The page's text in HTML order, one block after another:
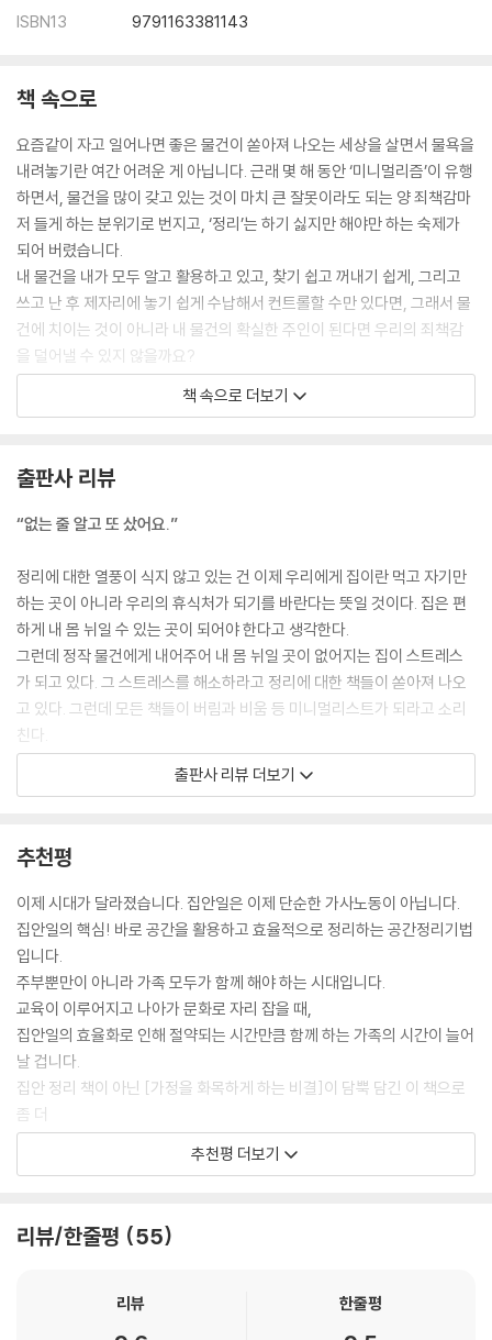
12편 그동안 고생 많았다, 집게야! (면 종류 보관법)
정리정돈 꿀팁! 주방에 꼭 필요한 접이식 의자
13편 주방 레이아웃
13-1 우리 집 레이아웃 그려 보기
Part 3 냉장고
정리정돈 꿀팁! 세상 간단한 냉장고 청소 방법
1편 같은 종류끼리 집 만들어 주기
2편 냉장고 정리 시 추천 수납 도구
3편 달걀 보관법
4편 꺼내기 편하고 휴대도 가능한 치즈 수납 도구 추천
정리정돈 꿀팁! 똘똘한 김치냉장고 활용법
2편새 제품은 따로 보관하기
4편 화장솜, 면봉도 담아 놓기
5편 서랍 속에 화장품 넣기
6편 드라이기도 집 만들어 주기
7편 액세서리/헤어핀/헤어 끈도 서랍 속으로 정리하기
Part 5 욕실
1편 여분의 욕실용품은 이렇게 보관!
2편 위생용품은 이렇게 보관!
4편 욕실 청소용 세제 보관법
정리정돈 꿀팁! 떨어뜨려도 풀리지 않는 수건 접기
Part 6 신발장
1편 아이들 신발, 여성용 플랫슈즈, 여름 쪼리 정리법
2편 어른 신발 정리법
3편 보관용 신발 정리법
Part 7 문구 정리
Part 8 서류 정리
Part 9 핸드폰 용품 정리
ISBN13
9791163381143
책 속으로
요즘같이 자고 일어나면 좋은 물건이 쏟아져 나오는 세상을 살면서 물욕을
내려놓기란 여간 어려운 게 아닙니다. 근래 몇 해 동안 ‘미니멀리즘’이 유행
하면서, 물건을 많이 갖고 있는 것이 마치 큰 잘못이라도 되는 양 죄책감마
저 들게 하는 분위기로 번지고, ‘정리’는 하기 싫지만 해야만 하는 숙제가
되어 버렸습니다.
내 물건을 내가 모두 알고 활용하고 있고, 찾기 쉽고 꺼내기 쉽게, 그리고
쓰고 난 후 제자리에 놓기 쉽게 수납해서 컨트롤할 수만 있다면, 그래서 물
건에 치이는 것이 아니라 내 물건의 확실한 주인이 된다면 우리의 죄책감
을 덜어낼 수 있지 않을까요?
수많은 현장, 곧 수많은 짐이 가득한 현장에서 만난 고객들은 한결같이 이
“제가 미쳤나 봐요.”
“정리를 잘할 줄 몰라 창피해요.”
“멀쩡해서 못 버리겠어요. 어떡하죠?”
우리는 수도 없이 정리정돈하라는 말을 듣고 자랐고, 생활하고 있지만 한
번도 제대로 배워본 적이 없습니다. 몇 번이나 책이나 방송을 보고 따라 하
려 했지만 잘 안 되어서 결국 마음의 짐만 더하고 포기한 경험이 있지 않나
요?
“정리는 버리는 것이 아니라 내게 꼭 필요한 물건을 남기는 것이고, 정돈은
쉽게 꺼내고, 쉽게 제자리에 갖다 놓을 수 있도록 잘 수납하는 것입니다. 그
래서 정리와 정돈은 같이 이루어져야 합니다.”
그래서 나는 하지 않는 거라고 위안하고 있었는지도 모르겠습니다. 정리를
왜 해야 하는지에 대한 책들은 많이 나왔으니 저는 정돈을 쉽게 할 수 있는
비법을 알려드리려고 합니다. 물건은 줄이는 것도 중요하지만 쓰기 쉽고
찾기 쉽도록, 편리하게 수납하는 것이 더 중요합니다. 무엇보다 수납 도구
의 유용함을 알고 적재적소에 활용한다면 훨씬 더 편리한 생활을 누리고
삶의 질을 높일 수 있습니다.
수납 도구 고르는 법이 있다는 것을 모르기에 일단 SNS나 홈쇼핑에서 유
행하는 수납 도구들을 구매하게 되고, 결국 그 수납 도구들이 우리 집엔 맞
지 않아 예쁜 쓰레기가 되어 버렸다며 속상해하는 수많은 고객을 보며 이
제는 지침서가 필요한 시점이라는 생각이 들어 이 책을 쓰게 되었습니다.
『우리 집 수납정리의 기술』에서 소개하는 수납 도구들은 ㈜공간정리인의
수많은 컨설팅 현장에서 이 시간에도 실제 사용하고 있는 제품들입니다.
제가 현장에서 직접 검증한 가성비 좋고 유지율이 높은 제품들로, 많은 가
정에서 쉽게 구입하여 활용해 볼 수 있는 수납 도구들입니다.
책 속으로 더보기
출판사 리뷰
“없는 줄 알고 또 샀어요.”
정리에 대한 열풍이 식지 않고 있는 건 이제 우리에게 집이란 먹고 자기만
하는 곳이 아니라 우리의 휴식처가 되기를 바란다는 뜻일 것이다. 집은 편
하게 내 몸 뉘일 수 있는 곳이 되어야 한다고 생각한다.
그런데 정작 물건에게 내어주어 내 몸 뉘일 곳이 없어지는 집이 스트레스
가 되고 있다. 그 스트레스를 해소하라고 정리에 대한 책들이 쏟아져 나오
고 있다. 그런데 모든 책들이 버림과 비움 등 미니멀리스트가 되라고 소리
친다.
아, 버리는 게 그리 쉬우면 우리가 이리 되었겠는가!
결론은 우리가 진짜 원하는 건 미니멀이 아니라 정리·정돈된 집, 편히 쉴 수
있는 곳, 물건이 아니라 사람이 주인인 집, 살림이 쉬워져 가사 시간이 짧아
지는 집을 원한다는 것을 깨달았다.
단순히 물건이 적다고 해서 집이 편리해지고 살림이 쉬워지는 것은 아니
다. 공간이 크다고 해서 수납이 잘되는 것도 아니다. 어떤 물건이 있는지,
그 물건이 어디에 있는지 몇 개나 남았는지 모른다는 건 제대로 된 수납이
아니다.
현장에서 마주한 고객들이 가장 많이 하는 말 세 가지는 이렇다.
“어 이게 여기 있었네.”
“어 이게 모예요?”
나의 생활패턴에 맞는 정확한 동선에 따른 물건의 수납만이 우리 집을 편
이 책에서는 후기로 검증된 공간정리컨설팅의 비밀병기, 수납 도구에 대하
들고 싶은 ㈜공간정리인의 김희연 대표가 5년간 1000여 건의 컨설팅에
출판사 리뷰 더보기
추천평
이제 시대가 달라졌습니다. 집안일은 이제 단순한 가사노동이 아닙니다.
집안일의 핵심! 바로 공간을 활용하고 효율적으로 정리하는 공간정리기법
입니다.
주부뿐만이 아니라 가족 모두가 함께 해야 하는 시대입니다.
교육이 이루어지고 나아가 문화로 자리 잡을 때,
집안일의 효율화로 인해 절약되는 시간만큼 함께 하는 가족의 시간이 늘어
날 겁니다.
집안 정리 책이 아닌 [가정을 화목하게 하는 비결]이 담뿍 담긴 이 책으로
좀 더
여유 있고 웃음꽃이 많이 피는 가정이 되시길 기원합니다.
- 신경숙 (한중경제문화교육협회 이사장/박사)
같은 일을 하고 있는 대표로서 모든 노하우를 공개하는 김희연 대표의 결
끊임 없이 반복되는 정리에 지친 분들에게 큰 도움이 될 것 입니다.
추천평 더보기
리뷰/한줄평 55
리뷰 한줄평